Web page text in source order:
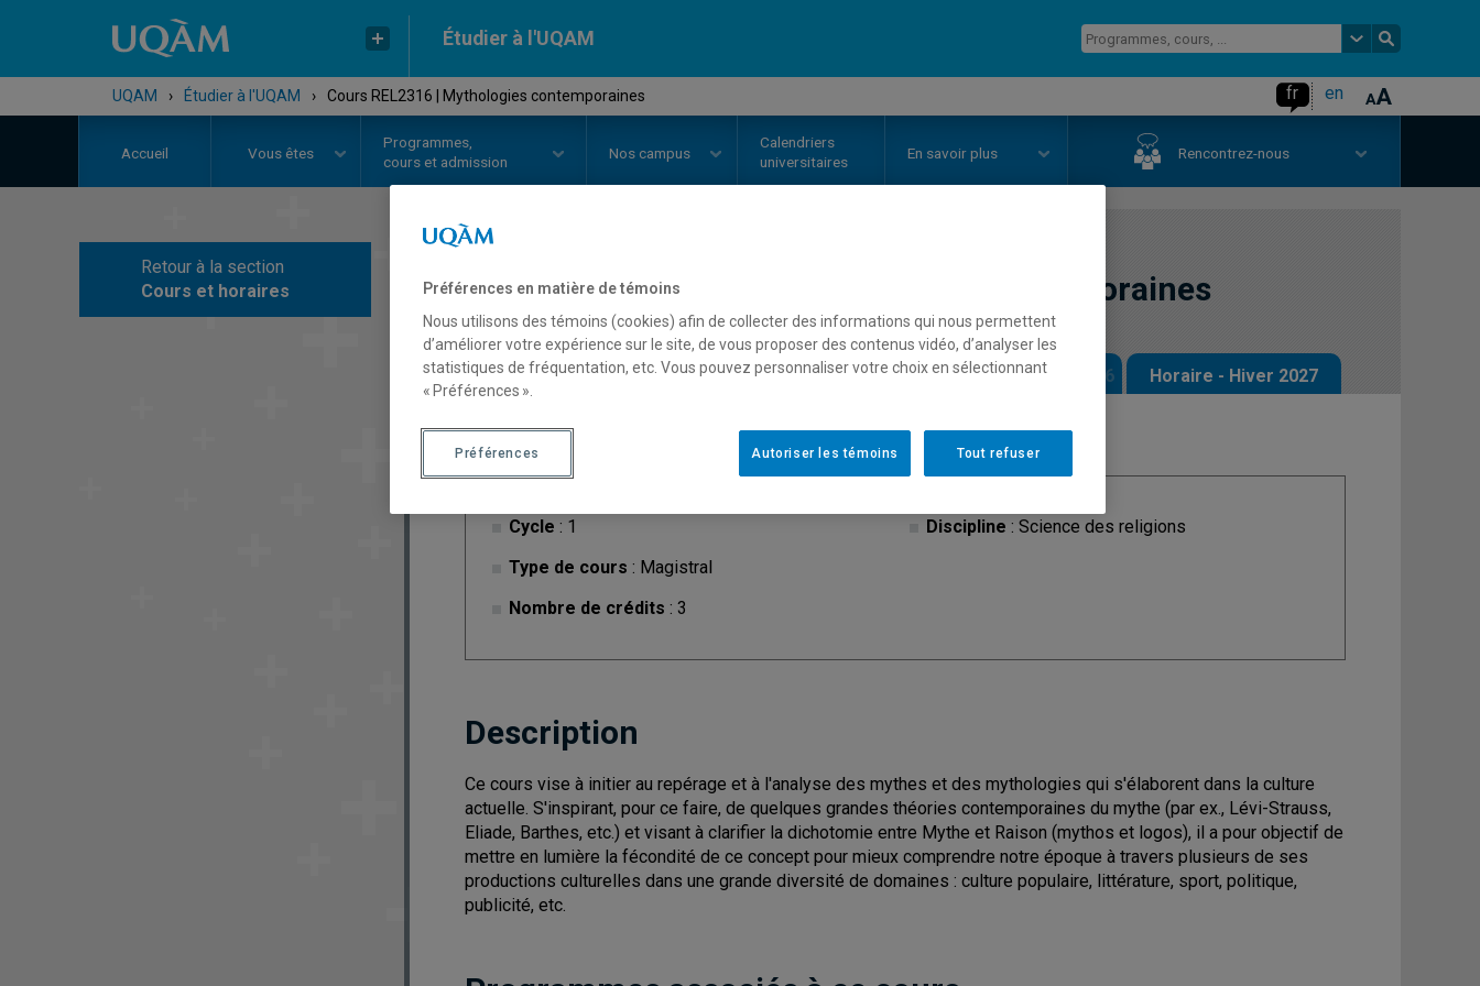
Étudier à l'UQAM
UQAM › Étudier à l'UQAM › Cours REL2316 | Mythologies contemporaines fr en
Accueil Vous êtes
Programmes,
cours et admission
Nos campus
Calendriers
universitaires
En savoir plus Rencontrez-nous
Retour à la section
Cours et horaires
COURS// REL2316 Mythologies contemporaines
Description Horaire - Été 2026 Horaire - Automne 2026 Horaire - Hiver 2027
Cycle : 1
Type de cours : Magistral
Nombre de crédits : 3
Discipline : Science des religions
Description
Ce cours vise à initier au repérage et à l'analyse des mythes et des mythologies qui s'élaborent dans la culture
actuelle. S'inspirant, pour ce faire, de quelques grandes théories contemporaines du mythe (par ex., Lévi-Strauss,
Eliade, Barthes, etc.) et visant à clarifier la dichotomie entre Mythe et Raison (mythos et logos), il a pour objectif de
mettre en lumière la fécondité de ce concept pour mieux comprendre notre époque à travers plusieurs de ses
productions culturelles dans une grande diversité de domaines : culture populaire, littérature, sport, politique,
publicité, etc.
Préférences en matière de témoins
Nous utilisons des témoins (cookies) afin de collecter des informations qui nous permettent
d’améliorer votre expérience sur le site, de vous proposer des contenus vidéo, d’analyser les
statistiques de fréquentation, etc. Vous pouvez personnaliser votre choix en sélectionnant
« Préférences ».
Tout refuser
Autoriser les témoins
Préférences